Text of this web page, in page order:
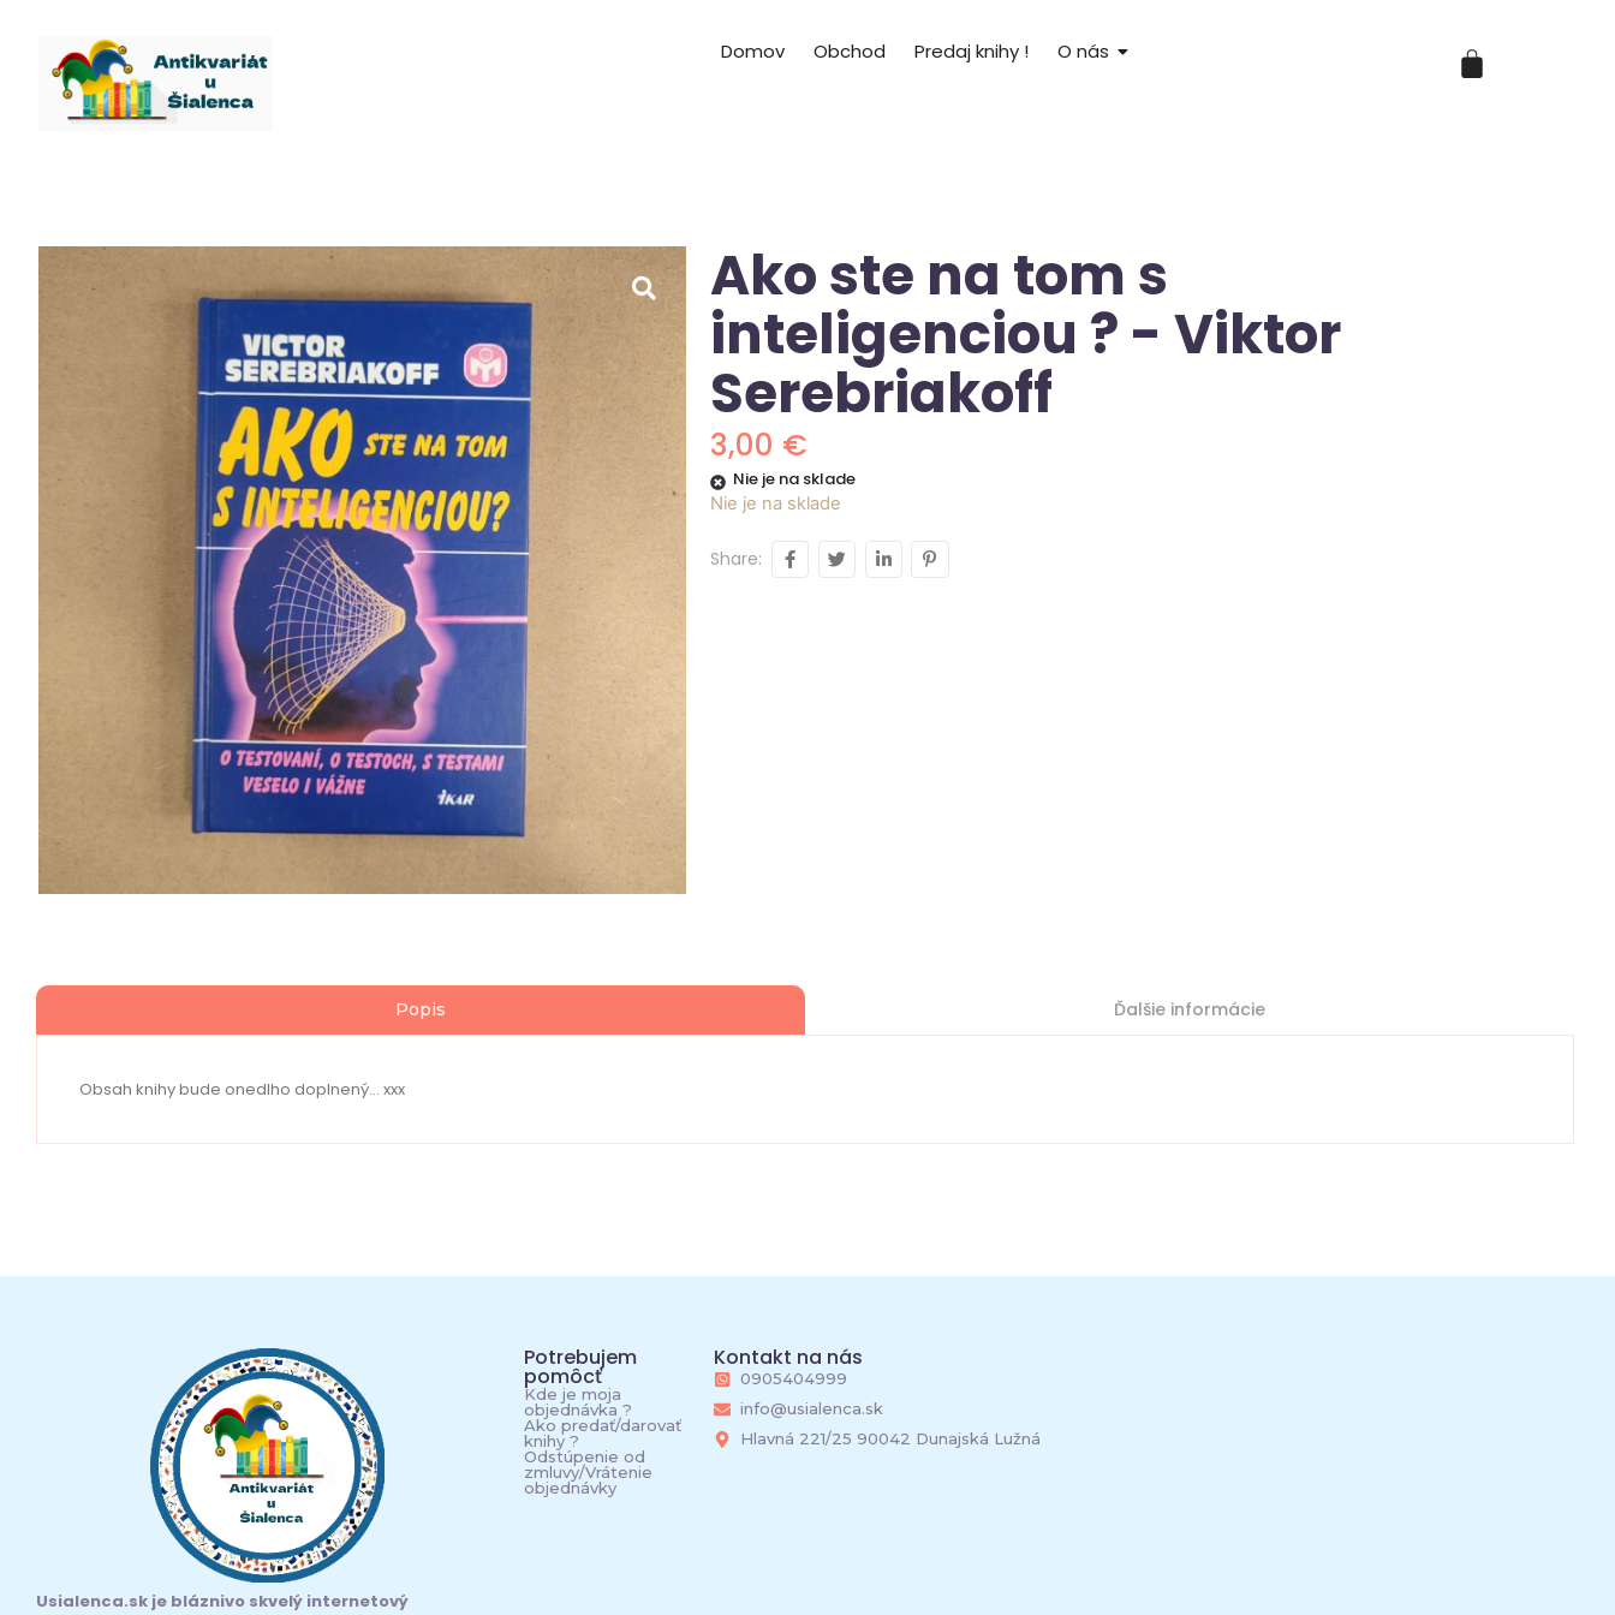
Domov Obchod Predaj knihy ! O nás
Ako ste na tom s
inteligenciou ? - Viktor
Serebriakoff
3,00 €
Nie je na sklade
Nie je na sklade
Share:
Popis Ďalšie informácie
Obsah knihy bude onedlho doplnený… xxx
Usialenca.sk je bláznivo skvelý internetový
Potrebujem
pomôcť
Kde je moja
objednávka ?
Ako predať/darovať
knihy ?
Odstúpenie od
zmluvy/Vrátenie
objednávky
Kontakt na nás
0905404999
info@usialenca.sk
Hlavná 221/25 90042 Dunajská Lužná